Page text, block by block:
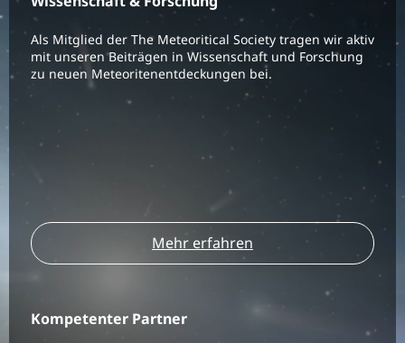
Als Mitglied der The Meteoritical Society tragen wir aktiv
mit unseren Beiträgen in Wissenschaft und Forschung
zu neuen Meteoritenentdeckungen bei.
Mehr erfahren
Kompetenter Partner